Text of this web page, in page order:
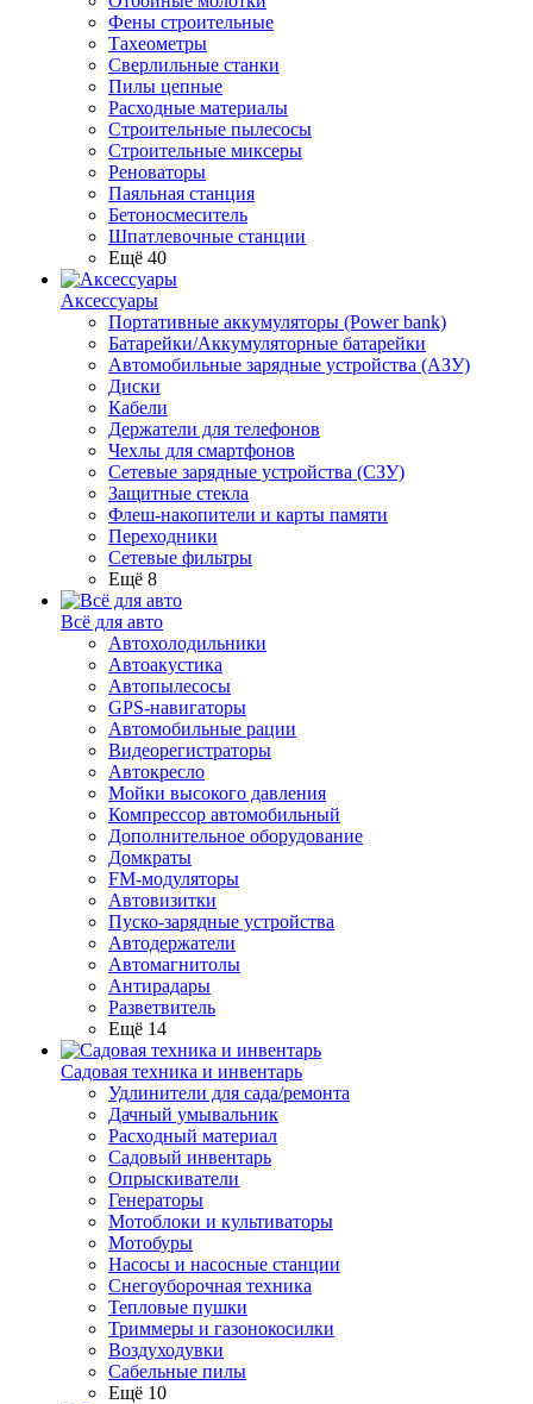
Фены строительные
Тахеометры
Сверлильные станки
Пилы цепные
Расходные материалы
Строительные пылесосы
Строительные миксеры
Реноваторы
Паяльная станция
Бетоносмеситель
Шпатлевочные станции
Ещё 40
Аксессуары
Портативные аккумуляторы (Power bank)
Батарейки/Аккумуляторные батарейки
Автомобильные зарядные устройства (АЗУ)
Диски
Кабели
Держатели для телефонов
Чехлы для смартфонов
Сетевые зарядные устройства (СЗУ)
Защитные стекла
Флеш-накопители и карты памяти
Переходники
Сетевые фильтры
Ещё 8
Всё для авто
Автохолодильники
Автоакустика
Автопылесосы
GPS-навигаторы
Автомобильные рации
Видеорегистраторы
Автокресло
Мойки высокого давления
Компрессор автомобильный
Дополнительное оборудование
Домкраты
FM-модуляторы
Автовизитки
Пуско-зарядные устройства
Автодержатели
Автомагнитолы
Антирадары
Разветвитель
Ещё 14
Садовая техника и инвентарь
Удлинители для сада/ремонта
Дачный умывальник
Расходный материал
Садовый инвентарь
Опрыскиватели
Генераторы
Мотоблоки и культиваторы
Мотобуры
Насосы и насосные станции
Снегоуборочная техника
Тепловые пушки
Триммеры и газонокосилки
Воздуходувки
Сабельные пилы
Ещё 10